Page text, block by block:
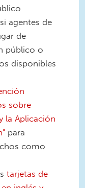
agentes de
de
público o
disponibles
sobre
la Aplicación
para
como
tarjetas de